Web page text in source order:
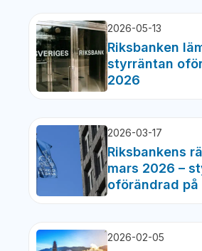
2026-05-13
Riksbanken
styrräntan
2026
2026-03-17
Riksbankens
mars 2026 –
oförändrad på
2026-02-05